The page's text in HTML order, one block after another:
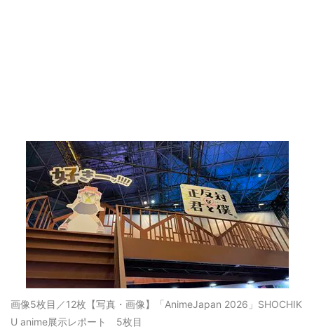
画像5枚目／12枚 【写真・画像】「AnimeJapan 2026」SHOCHIK
U anime展示レポート 5枚目